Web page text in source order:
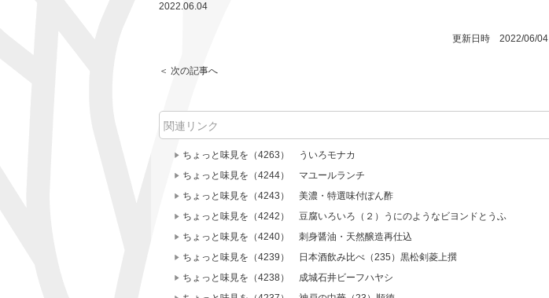
2022.06.04
更新日時 2022/06/04
＜ 次の記事へ
関連リンク
ちょっと味見を（4263） ういろモナカ
ちょっと味見を（4244） マユールランチ
ちょっと味見を（4243） 美濃・特選味付ぽん酢
ちょっと味見を（4242） 豆腐いろいろ（２）うにのようなビヨンドとうふ
ちょっと味見を（4240） 刺身醤油・天然醸造再仕込
ちょっと味見を（4239） 日本酒飲み比べ（235）黒松剣菱上撰
ちょっと味見を（4238） 成城石井ビーフハヤシ